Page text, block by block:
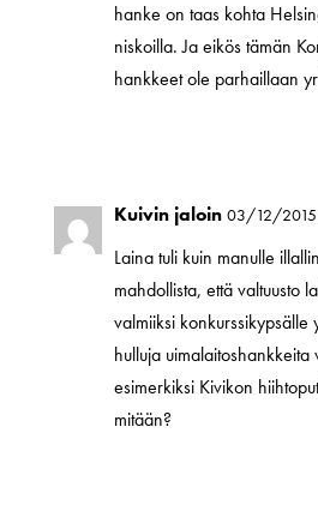
hanke on taas kohta
niskoilla. Ja eikös tämän
hankkeet ole parhaillaan
Kuivin jaloin 03/12/2015
Laina tuli kuin manulle
mahdollista, että valtuusto
valmiiksi konkurssikypsälle
hulluja uimalaitoshankkeita
esimerkiksi Kivikon
mitään?